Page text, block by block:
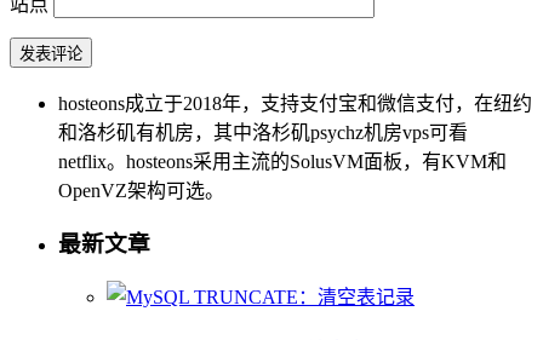
hosteons成立于2018年，支持支付宝和微信支付，在纽约
和洛杉矶有机房，其中洛杉矶psychz机房vps可看
netflix。hosteons采用主流的SolusVM面板，有KVM和
OpenVZ架构可选。
最新文章